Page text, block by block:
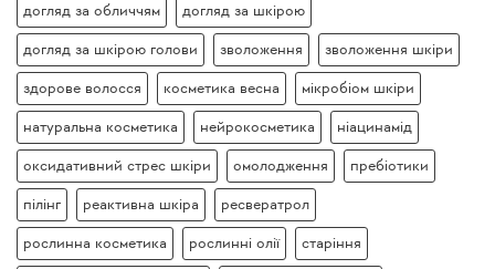
догляд за обличчям догляд за шкірою
догляд за шкірою голови зволоження зволоження шкіри
здорове волосся косметика весна мікробіом шкіри
натуральна косметика нейрокосметика ніацинамід
оксидативний стрес шкіри омолодження пребіотики
пілінг реактивна шкіра ресвератрол
рослинна косметика рослинні олії старіння